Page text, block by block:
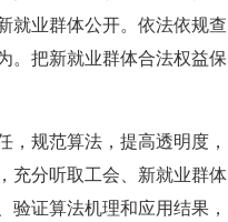
就业群体公开。依法依规查
。把新就业群体合法权益保
规范算法，提高透明度，
充分听取工会、新就业群体
证算法机理和应用结果，